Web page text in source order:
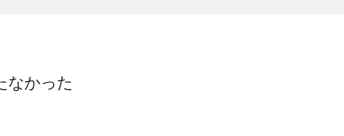
なかった